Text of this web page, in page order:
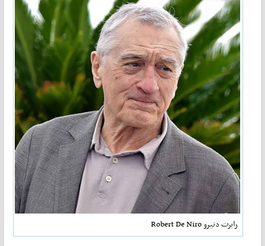
رابرت دنیرو Robert De Niro